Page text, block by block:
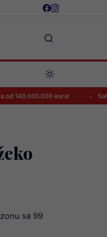
eura! Salah potpisao
sa 99